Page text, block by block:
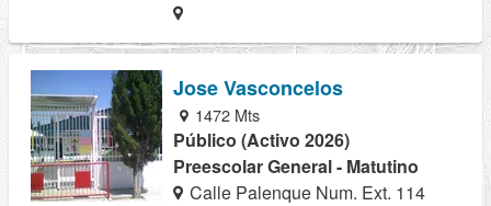
Jose Vasconcelos
1472 Mts
Público (Activo 2026)
Preescolar General - Matutino
Calle Palenque Num. Ext. 114